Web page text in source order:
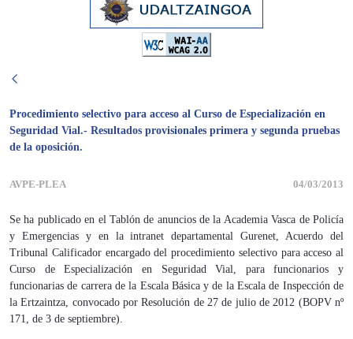
Procedimiento selectivo para acceso al Curso de Especialización en
Seguridad Vial.- Resultados provisionales primera y segunda pruebas
de la oposición.
AVPE-PLEA 04/03/2013
Se ha publicado en el Tablón de anuncios de la Academia Vasca de Policía
y Emergencias y en la intranet departamental Gurenet, Acuerdo del
Tribunal Calificador encargado del procedimiento selectivo para acceso al
Curso de Especialización en Seguridad Vial, para funcionarios y
funcionarias de carrera de la Escala Básica y de la Escala de Inspección de
la Ertzaintza, convocado por Resolución de 27 de julio de 2012 (BOPV nº
171, de 3 de septiembre).